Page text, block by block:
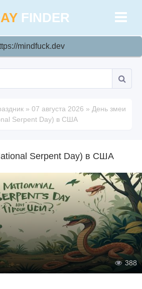
FINDER
mindfuck.dev
» 07 августа 2026 » День змеи
Serpent Day) в США
Serpent Day) в США
388